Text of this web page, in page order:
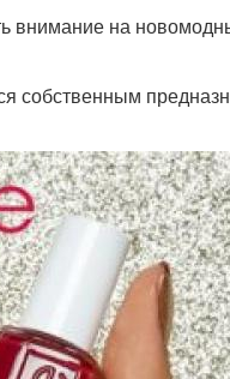
внимание на
собственным